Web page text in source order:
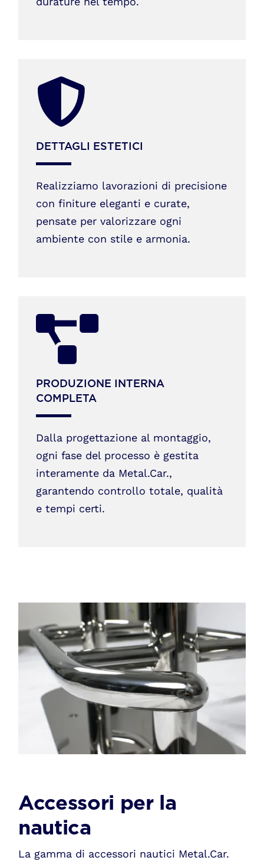
DETTAGLI ESTETICI
Realizziamo lavorazioni di precisione
con finiture eleganti e curate,
pensate per valorizzare ogni
ambiente con stile e armonia.
PRODUZIONE INTERNA
COMPLETA
Dalla progettazione al montaggio,
ogni fase del processo è gestita
interamente da Metal.Car.,
garantendo controllo totale, qualità
e tempi certi.
Accessori per la
nautica
La gamma di accessori nautici Metal.Car.